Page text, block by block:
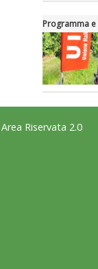
Programma
Area Riservata 2.0